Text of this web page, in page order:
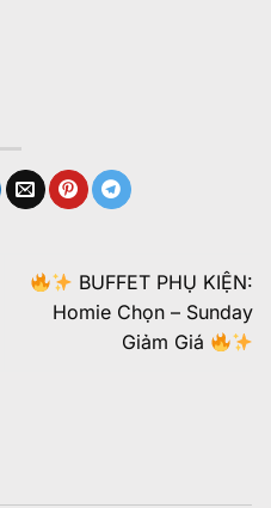
BUFFET PHỤ KIỆN:
Homie Chọn – Sunday
Giảm Giá